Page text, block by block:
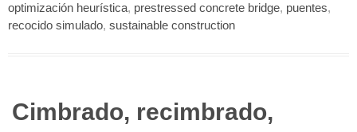
optimización heurística, prestressed concrete bridge, puentes,
recocido simulado, sustainable construction
Cimbrado, recimbrado,